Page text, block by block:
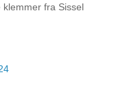
klemmer fra Sissel